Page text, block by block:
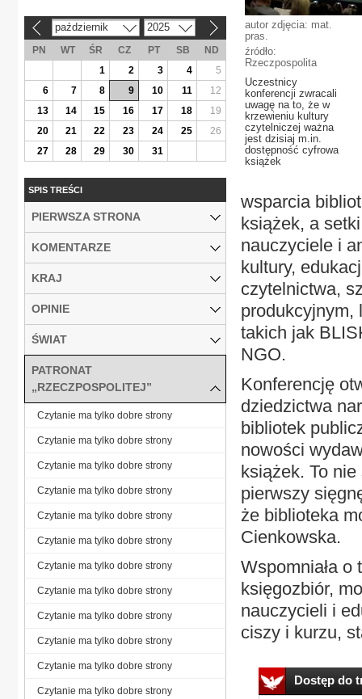
autor zdjęcia: mat.
pras.
źródło:
Rzeczpospolita
Uczestnicy
konferencji zwracali
uwagę na to, że w
krzewieniu kultury
czytelniczej ważna
jest dzisiaj m.in.
dostępność cyfrowa
książek
wsparcia
książek, a
nauczyciele i
kultury,
czytelnictwa,
produkcyjnym,
takich jak
NGO.
Konferencję
dziedzictwa
bibliotek
nowości
książek. To
pierwszy
że biblioteka
Cienkowska.
Wspomniała
księgozbiór,
nauczycieli i
ciszy i kurzu,
Dostęp do
październik 2025
PN WT ŚR CZ PT SB
ND
1
2 3 4
5
6
7 8 9 10 11
12
13
14 15 16 17 18
19
20
21 22 23 24 25
26
27
28 29 30 31
SPIS TREŚCI
PIERWSZA STRONA
KOMENTARZE
KRAJ
OPINIE
ŚWIAT
PATRONAT
„RZECZPOSPOLITEJ”
Czytanie ma tylko dobre strony
Czytanie ma tylko dobre strony
Czytanie ma tylko dobre strony
Czytanie ma tylko dobre strony
Czytanie ma tylko dobre strony
Czytanie ma tylko dobre strony
Czytanie ma tylko dobre strony
Czytanie ma tylko dobre strony
Czytanie ma tylko dobre strony
Czytanie ma tylko dobre strony
Czytanie ma tylko dobre strony
Czytanie ma tylko dobre strony